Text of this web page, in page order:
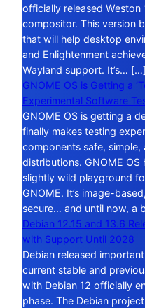
officially released Weston
compositor. This version
that will help desktop
and Enlightenment
Wayland support. It’s… […]
GNOME OS is Getting a
Experimental Software
GNOME OS is getting a
finally makes testing
components safe,
distributions. GNOME
slightly wild playground
GNOME. It’s image-
secure… and until now, a
Debian 12.15 and 13.6
with Support Until 2028
Debian released
current stable and
with Debian 12 officially
phase. The Debian